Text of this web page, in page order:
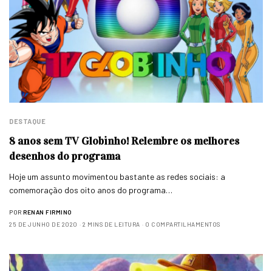
DESTAQUE
8 anos sem TV Globinho! Relembre os melhores
desenhos do programa
Hoje um assunto movimentou bastante as redes sociais: a
comemoração dos oito anos do programa…
POR RENAN FIRMINO
25 DE JUNHO DE 2020
2 MINS DE LEITURA 0 COMPARTILHAMENTOS